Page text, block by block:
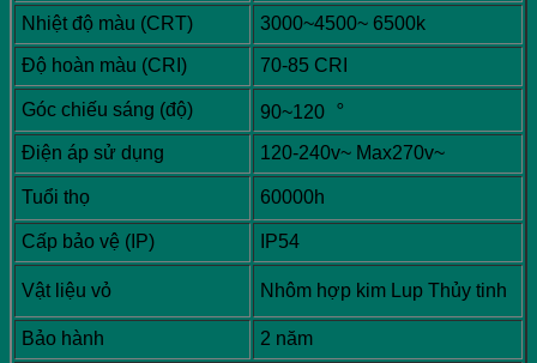
Nhiệt độ màu (CRT) 3000~4500~ 6500k
Độ hoàn màu (CRI) 70-85 CRI
Góc chiếu sáng (độ)
90~120︒
Điện áp sử dụng
120-240v~ Max270v~
Tuổi thọ 60000h
Cấp bảo vệ (IP) IP54
Vật liệu vỏ Nhôm hợp kim Lup Thủy tinh
Bảo hành 2 năm